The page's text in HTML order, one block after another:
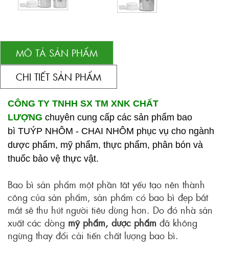
MÔ TẢ SẢN PHẨM
CHI TIẾT SẢN PHẨM
CÔNG TY TNHH SX TM XNK CHẤT
LƯỢNG chuyên cung cấp các sản phẩm bao
bì TUÝP NHÔM - CHAI NHÔM phục vụ cho ngành
dược phẩm, mỹ phẩm, thực phẩm, phân bón và
thuốc bảo vệ thực vật.
Bao bì sản phẩm một phần tât yếu tạo nên thành
công của sản phẩm, sản phẩm có bao bì đẹp bắt
mắt sẽ thu hút người tiêu dùng hơn. Do đó nhà sản
xuất các dòng mỹ phẩm, dược phẩm đã không
ngừng thay đổi cải tiến chất lượng bao bì.